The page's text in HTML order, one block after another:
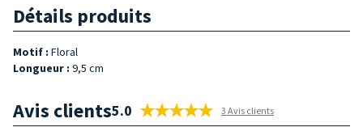
Détails produits
Motif : Floral
Longueur : 9,5 cm
Avis clients5.0 3 Avis clients